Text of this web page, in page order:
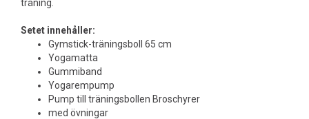
träning.
Setet innehåller:
Gymstick-träningsboll 65 cm
Yogamatta
Gummiband
Yogarempump
Pump till träningsbollen Broschyrer
med övningar